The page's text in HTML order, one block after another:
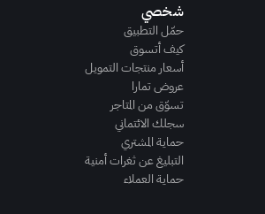
شخصي
حمّل التطبيق
كيف أتسوق
أسعار منتجات التمويل
عروض تمارا
تسوّق من المتاجر
سجلك الائتماني
حماية المشتري
التبليغ عن ثغرات أمنية
حماية العملاء